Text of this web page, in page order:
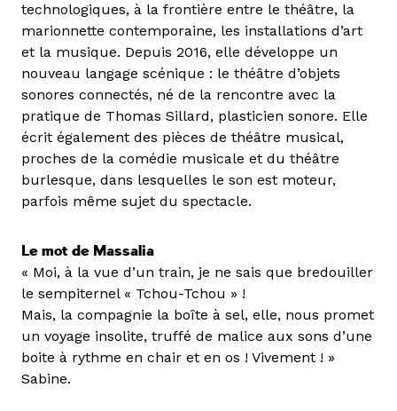
technologiques, à la frontière entre le théâtre, la
marionnette contemporaine, les installations d’art
et la musique. Depuis 2016, elle développe un
nouveau langage scénique : le théâtre d’objets
sonores connectés, né de la rencontre avec la
pratique de Thomas Sillard, plasticien sonore. Elle
écrit également des pièces de théâtre musical,
proches de la comédie musicale et du théâtre
burlesque, dans lesquelles le son est moteur,
parfois même sujet du spectacle.
Le mot de Massalia
« Moi, à la vue d’un train, je ne sais que bredouiller
le sempiternel « Tchou-Tchou » !
Mais, la compagnie la boîte à sel, elle, nous promet
un voyage insolite, truffé de malice aux sons d’une
boite à rythme en chair et en os ! Vivement ! »
Sabine.